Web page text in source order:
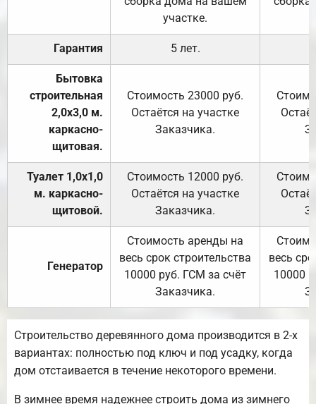
участке.
Гарантия 5 лет.
Бытовка
строительная
2,0х3,0 м.
каркасно-
щитовая.
Стоимость 23000 руб.
Остаётся на участке
Заказчика.
Туалет 1,0х1,0
м. каркасно-
щитовой.
Стоимость 12000 руб.
Остаётся на участке
Заказчика.
Генератор
Стоимость аренды на
весь срок строительства
10000 руб. ГСМ за счёт
Заказчика.
весь
10000
Строительство деревянного дома производится в 2-х
вариантах: полностью под ключ и под усадку, когда
дом отстаивается в течение некоторого времени.
В зимнее время надежнее строить дома из зимнего